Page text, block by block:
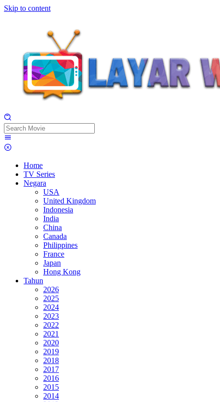
Skip to content
Home
TV Series
Negara
USA
United Kingdom
Indonesia
India
China
Canada
Philippines
France
Japan
Hong Kong
Tahun
2026
2025
2024
2023
2022
2021
2020
2019
2018
2017
2016
2015
2014